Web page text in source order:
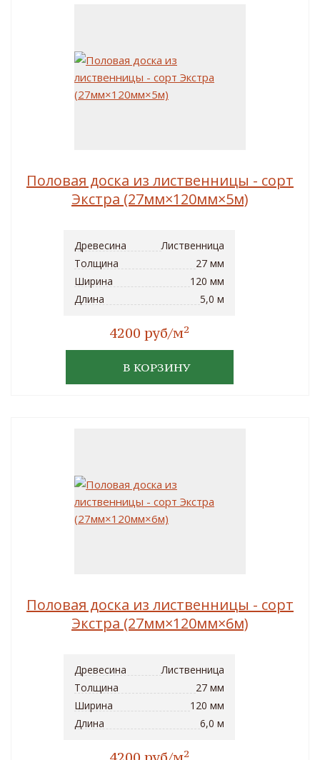
Половая доска из лиственницы - сорт
Экстра (27мм×120мм×5м)
Древесина
Лиственница
Толщина
27 мм
Ширина
120 мм
Длина
5,0 м
4200 руб/м2
В КОРЗИНУ
Половая доска из лиственницы - сорт
Экстра (27мм×120мм×6м)
Древесина
Лиственница
Толщина
27 мм
Ширина
120 мм
Длина
6,0 м
2